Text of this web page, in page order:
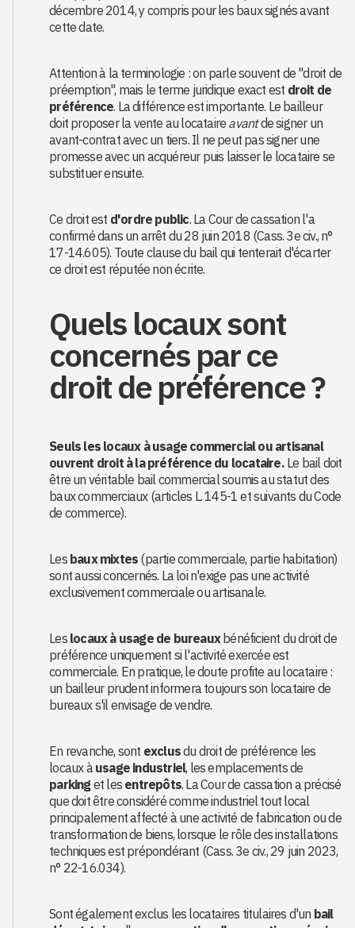
décembre 2014, y compris pour les baux signés avant
cette date.
Attention à la terminologie : on parle souvent de "droit de
préemption", mais le terme juridique exact est droit de
préférence. La différence est importante. Le bailleur
doit proposer la vente au locataire avantde signer un
avant-contrat avec un tiers. Il ne peut pas signer une
promesse avec un acquéreur puis laisser le locataire se
substituer ensuite.
Ce droit est d'ordre public. La Cour de cassation l'a
confirmé dans un arrêt du 28 juin 2018 (Cass. 3e civ., n°
17-14.605). Toute clause du bail qui tenterait d'écarter
ce droit est réputée non écrite.
Quels locaux sont
concernés par ce
droit de préférence ?
Seuls les locaux à usage commercial ou artisanal
ouvrent droit à la préférence du locataire.Le bail doit
être un véritable bail commercial soumis au statut des
baux commerciaux (articles L. 145-1 et suivants du Code
de commerce).
Les baux mixtes (partie commerciale, partie habitation)
sont aussi concernés. La loi n'exige pas une activité
exclusivement commerciale ou artisanale.
Les locaux à usage de bureauxbénéficient du droit de
préférence uniquement si l'activité exercée est
commerciale. En pratique, le doute profite au locataire :
un bailleur prudent informera toujours son locataire de
bureaux s'il envisage de vendre.
En revanche, sont exclusdu droit de préférence les
locaux àusage industriel, les emplacements de
parkinget les entrepôts. La Cour de cassation a précisé
que doit être considéré comme industriel tout local
principalement affecté à une activité de fabrication ou de
transformation de biens, lorsque le rôle des installations
techniques est prépondérant (Cass. 3e civ., 29 juin 2023,
n° 22-16.034).
Sont également exclus les locataires titulaires d'un bail